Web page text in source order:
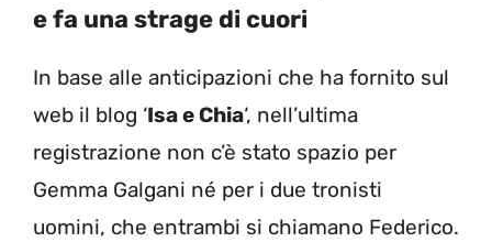
e fa una strage di cuori
In base alle anticipazioni che ha fornito sul
web il blog ‘Isa e Chia‘, nell’ultima
registrazione non c’è stato spazio per
Gemma Galgani né per i due tronisti
uomini, che entrambi si chiamano Federico.